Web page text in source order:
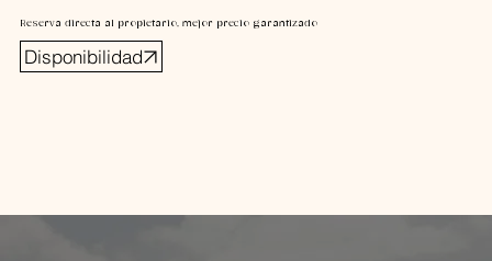
Reserva directa al propietario, mejor precio garantizado
Disponibilidad